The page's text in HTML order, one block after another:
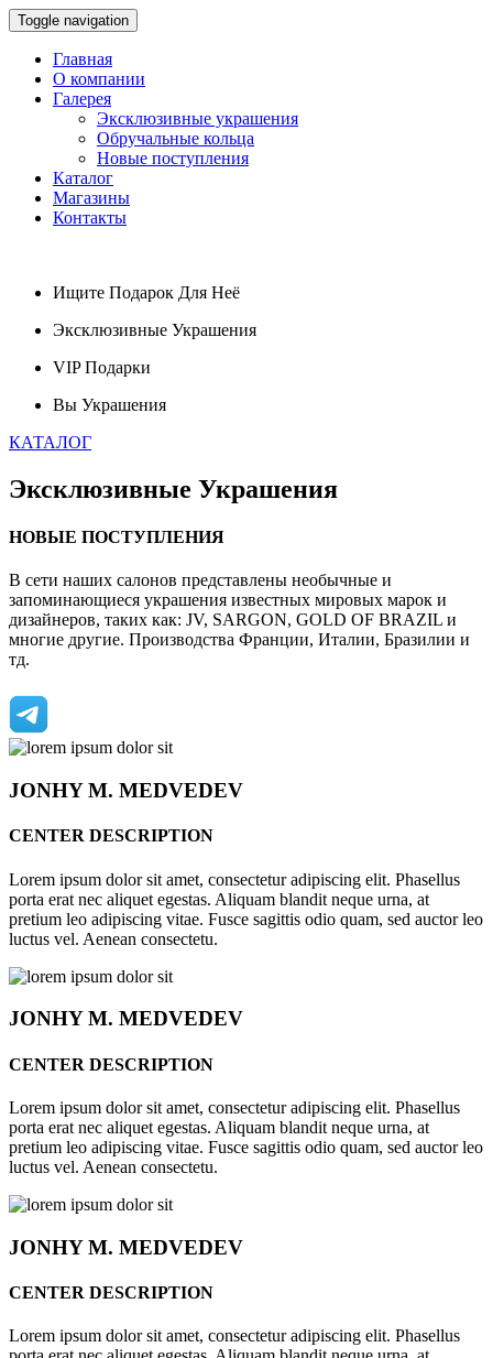
Toggle navigation
Главная
О компании
Галерея
Эксклюзивные украшения
Обручальные кольца
Новые поступления
Каталог
Магазины
Контакты
Ищите Подарок Для Неё
Эксклюзивные Украшения
VIPПодарки
Вы Украшения
КАТАЛОГ
Эксклюзивные Украшения
НОВЫЕ ПОСТУПЛЕНИЯ
В сети наших салонов представлены необычные и
запоминающиеся украшения известных мировых марок и
дизайнеров, таких как: JV, SARGON, GOLD OF BRAZIL и
многие другие. Производства Франции, Италии, Бразилии и
тд.
JONHYM. MEDVEDEV
CENTER DESCRIPTION
Lorem ipsum dolor sit amet, consectetur adipiscing elit. Phasellus
porta erat nec aliquet egestas. Aliquam blandit neque urna, at
pretium leo adipiscing vitae. Fusce sagittis odio quam, sed auctor leo
luctus vel. Aenean consectetu.
JONHYM. MEDVEDEV
CENTER DESCRIPTION
Lorem ipsum dolor sit amet, consectetur adipiscing elit. Phasellus
porta erat nec aliquet egestas. Aliquam blandit neque urna, at
pretium leo adipiscing vitae. Fusce sagittis odio quam, sed auctor leo
luctus vel. Aenean consectetu.
JONHYM. MEDVEDEV
CENTER DESCRIPTION
Lorem ipsum dolor sit amet, consectetur adipiscing elit. Phasellus